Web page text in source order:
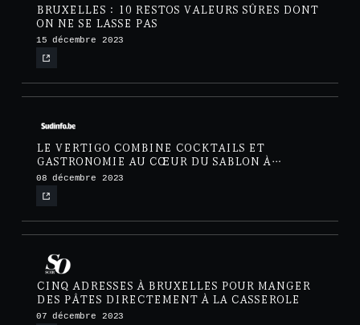
BRUXELLES : 10 RESTOS VALEURS SÛRES DONT
ON NE SE LASSE PAS
15 décembre 2023
LE VERTIGO COMBINE COCKTAILS ET
GASTRONOMIE AU CŒUR DU SABLON À
BRUXELLES
08 décembre 2023
CINQ ADRESSES À BRUXELLES POUR MANGER
DES PÂTES DIRECTEMENT À LA CASSEROLE
07 décembre 2023